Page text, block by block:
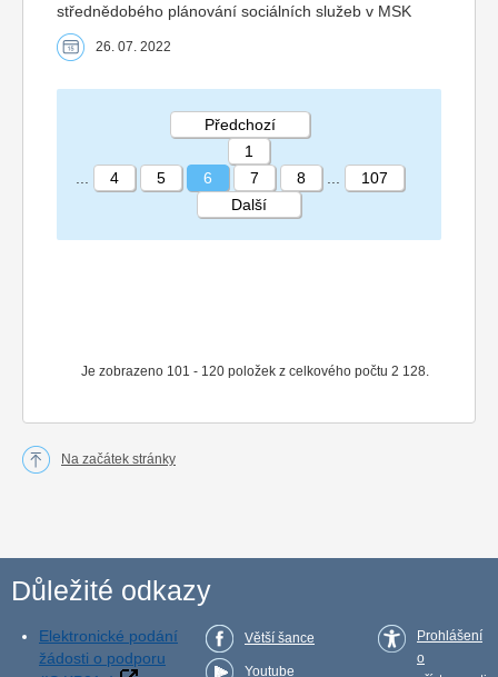
střednědobého plánování sociálních služeb v MSK
26. 07. 2022
STRÁNKA 6 107
Je zobrazeno 101 - 120 položek z celkového počtu 2 128.
Předchozí
1
4 5 6 7 8
107
Další
Na začátek stránky
Důležité odkazy
Elektronické podání
žádosti o podporu
Větší šance
Youtube
Prohlášení
o